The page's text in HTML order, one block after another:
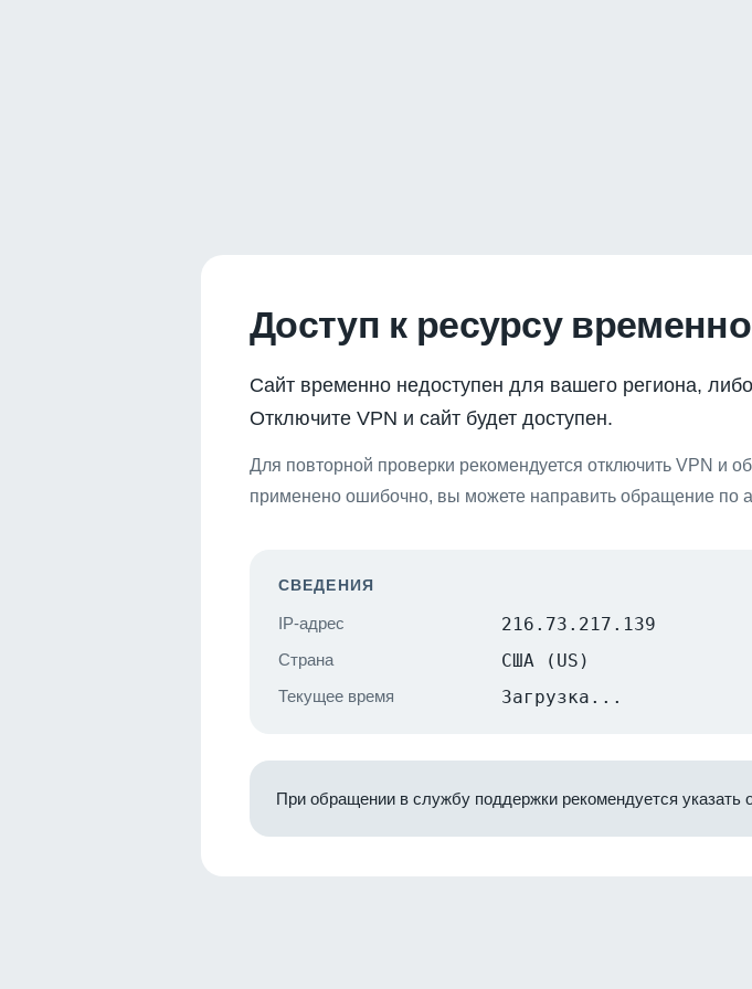
Доступ к ресурсу
Сайт временно недоступен для вашего региона,
Отключите VPN и сайт будет доступен.
Для повторной проверки рекомендуется отключить VPN и
применено ошибочно, вы можете направить обращение по
СВЕДЕНИЯ
IP-адрес 216.73.217.139
Страна США (US)
Текущее время Загрузка...
При обращении в службу поддержки рекомендуется